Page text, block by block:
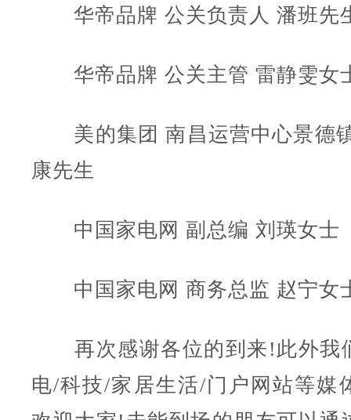
华帝品牌 公关负责人 潘班先
华帝品牌 公关主管 雷静雯女
美的集团 南昌运营中心景德
康先生
中国家电网 副总编 刘瑛女士
中国家电网 商务总监 赵宁女
再次感谢各位的到来!此外我
电/科技/家居生活/门户网站等媒